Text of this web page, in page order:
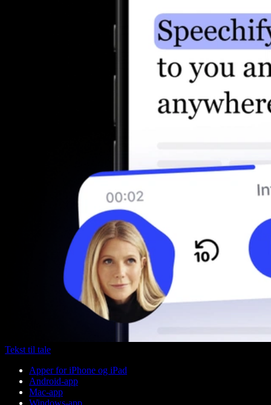
Tekst til tale
Apper for iPhone og iPad
Android-app
Mac-app
Windows-app